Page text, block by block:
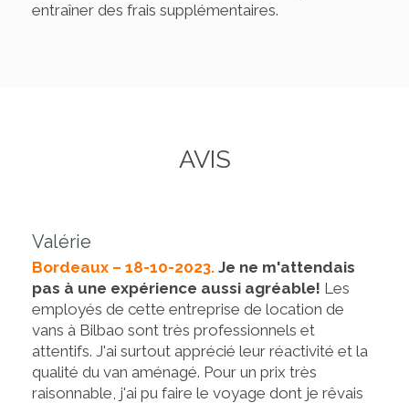
entraîner des frais supplémentaires.
AVIS
Valérie
Bordeaux – 18-10-2023. Je ne m'attendais
pas à une expérience aussi agréable! Les
employés de cette entreprise de location de
vans à Bilbao sont très professionnels et
attentifs. J'ai surtout apprécié leur réactivité et la
qualité du van aménagé. Pour un prix très
raisonnable, j'ai pu faire le voyage dont je rêvais